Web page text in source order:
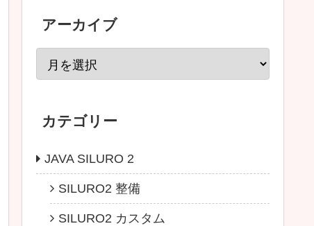
アーカイブ
カテゴリー
JAVA SILURO 2
SILURO2 整備
SILURO2 カスタム